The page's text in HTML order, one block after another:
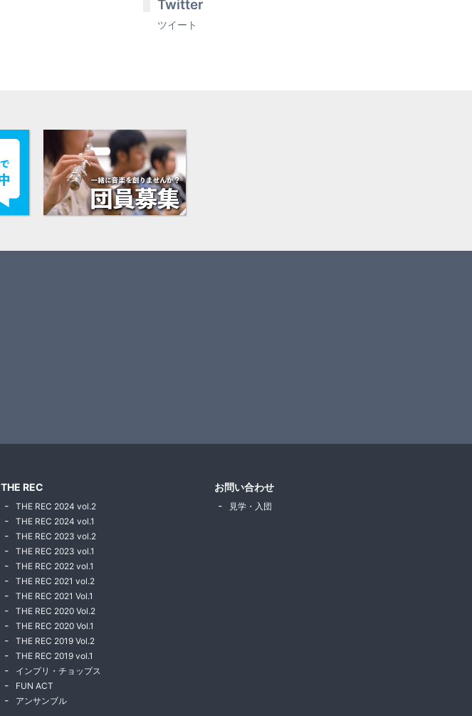
Twitter
ツイート
THE REC
THE REC 2024 vol.2
THE REC 2024 vol.1
THE REC 2023 vol.2
THE REC 2023 vol.1
THE REC 2022 vol.1
THE REC 2021 vol.2
THE REC 2021 Vol.1
THE REC 2020 Vol.2
THE REC 2020 Vol.1
THE REC 2019 Vol.2
THE REC 2019 vol.1
インプリ・チョップス
FUN ACT
アンサンブル
お問い合わせ
見学・入団